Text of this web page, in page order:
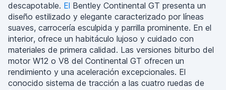
descapotable. El Bentley Continental GT presenta un
diseño estilizado y elegante caracterizado por líneas
suaves, carrocería esculpida y parrilla prominente. En el
interior, ofrece un habitáculo lujoso y cuidado con
materiales de primera calidad. Las versiones biturbo del
motor W12 o V8 del Continental GT ofrecen un
rendimiento y una aceleración excepcionales. El
conocido sistema de tracción a las cuatro ruedas de